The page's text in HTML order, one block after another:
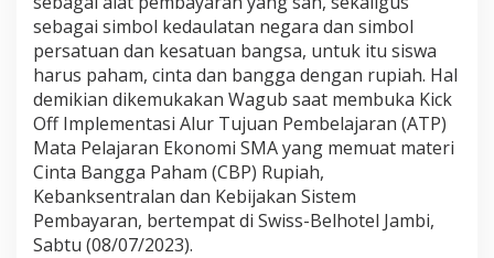
p
i
a
h
D
a
l
a
m
K
u
r
sebagai simbol kedaulatan negara dan simbol
persatuan dan kesatuan bangsa, untuk itu siswa
harus paham, cinta dan bangga dengan rupiah. Hal
demikian dikemukakan Wagub saat membuka Kick
Off Implementasi Alur Tujuan Pembelajaran (ATP)
Mata Pelajaran Ekonomi SMA yang memuat materi
Cinta Bangga Paham (CBP) Rupiah,
Kebanksentralan dan Kebijakan Sistem
Pembayaran, bertempat di Swiss-Belhotel Jambi,
Sabtu (08/07/2023).